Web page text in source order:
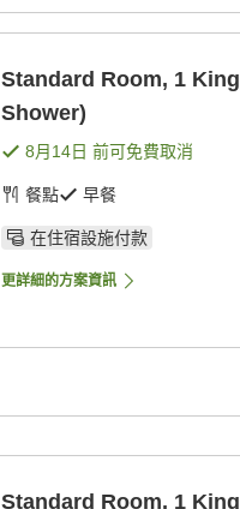
Standard Room, 1
Shower)
8月14日 前可免費取消
餐點 早餐
在住宿設施付款
更詳細的方案資訊
Standard Room, 1